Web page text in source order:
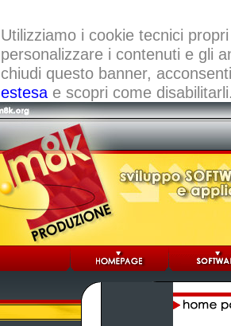
Utilizziamo i cookie tecnici
personalizzare i contenuti e gli
chiudi questo banner,
estesae scopri come